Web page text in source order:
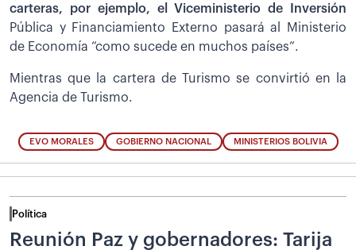
carteras, por ejemplo, el Viceministerio de Inversión
Pública y Financiamiento Externo pasará al Ministerio
de Economía “como sucede en muchos países”.
Mientras que la cartera de Turismo se convirtió en la
Agencia de Turismo.
EVO MORALES GOBIERNO NACIONAL MINISTERIOS BOLIVIA
Política
Reunión Paz y gobernadores: Tarija